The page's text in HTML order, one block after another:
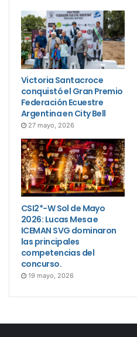
Victoria Santacroce
conquistó el Gran Premio
Federación Ecuestre
Argentina en City Bell
27 mayo, 2026
CSI2*-W Sol de Mayo
2026: Lucas Mesa e
ICEMAN SVG dominaron
las principales
competencias del
concurso.
19 mayo, 2026